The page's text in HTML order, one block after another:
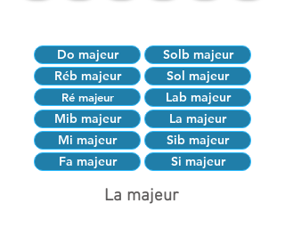
Do majeur
Solb majeur
Réb majeur
Sol majeur
Ré majeur
Lab majeur
Mib majeur
La majeur
Mi majeur
Sib majeur
Fa majeur
Si majeur
La majeur